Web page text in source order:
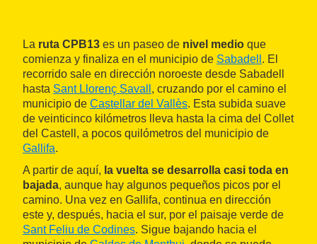
La ruta CPB13 es un paseo de nivel medio que
comienza y finaliza en el municipio de Sabadell . El
recorrido sale en dirección noroeste desde Sabadell
hasta Sant Llorenç Savall , cruzando por el camino el
municipio de Castellar del Vallès. Esta subida suave
de veinticinco kilómetros lleva hasta la cima del Collet
del Castell, a pocos quilómetros del municipio de
Gallifa.
A partir de aquí, la vuelta se desarrolla casi toda en
bajada, aunque hay algunos pequeños picos por el
camino. Una vez en Gallifa, continua en dirección
este y, después, hacia el sur, por el paisaje verde de
Sant Feliu de Codines. Sigue bajando hacia el